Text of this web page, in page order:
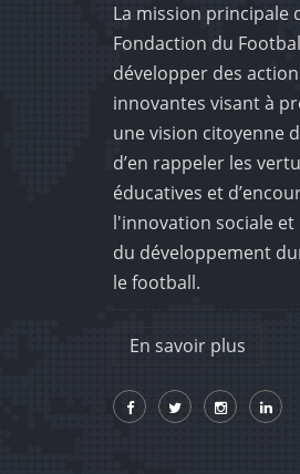
La mission principale
Fondaction du
développer des
innovantes visant à
une vision citoyenne
d’en rappeler les
éducatives et
l'innovation sociale et
du développement
le football.
En savoir plus